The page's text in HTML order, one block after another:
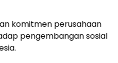
komitmen perusahaan
pengembangan sosial